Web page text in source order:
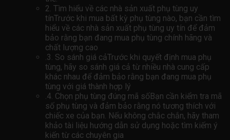
2. Tìm hiểu về các nhà sản xuất phụ tùng uy
tínTrước khi mua bất kỳ phụ tùng nào, bạn cần tìm
hiểu về các nhà sản xuất phụ tùng uy tín để đảm
bảo rằng bạn đang mua phụ tùng chính hãng và
chất lượng cao
.3. So sánh giá cảTrước khi quyết định mua phụ
tùng, hãy so sánh giá cả từ nhiều nhà cung cấp
khác nhau để đảm bảo rằng bạn đang mua phụ
tùng với giá thành hợp lý
.4. Chọn phụ tùng đúng mã sốBạn cần kiểm tra mã
số phụ tùng và đảm bảo rằng nó tương thích với
chiếc xe của bạn. Nếu không chắc chắn, hãy tham
khảo tài liệu hướng dẫn sử dụng hoặc tìm kiếm ý
kiến ​​từ các chuyên gia